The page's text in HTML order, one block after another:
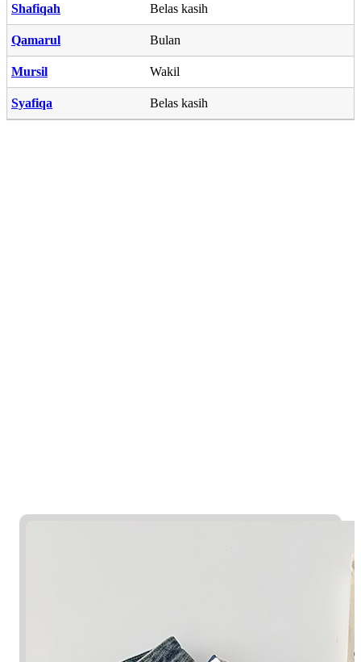
Shafiqah Belas kasih
Qamarul Bulan
Mursil Wakil
Syafiqa Belas kasih